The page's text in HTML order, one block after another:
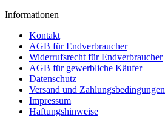
Informationen
Kontakt
AGB für Endverbraucher
Widerrufsrecht für Endverbraucher
AGB für gewerbliche Käufer
Datenschutz
Versand und Zahlungsbedingungen
Impressum
Haftungshinweise